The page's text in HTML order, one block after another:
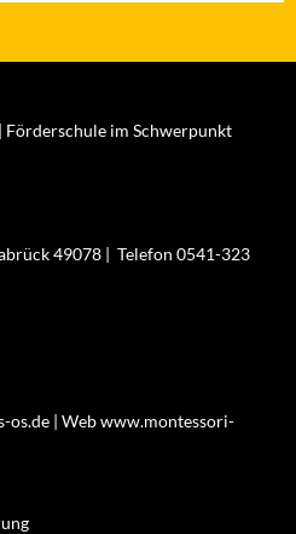
im Schwerpunkt
49078 | Telefon 0541-323
os.de | Web www.montessori-